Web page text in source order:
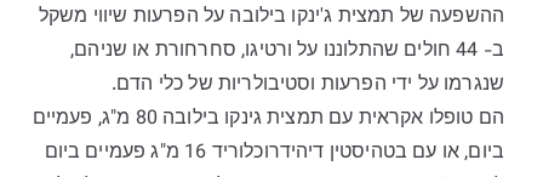
ההשפעה של תמצית ג'ינקו בילובה על הפרעות שיווי משקל
ב- 44 חולים שהתלוננו על ורטיגו, סחרחורת או שניהם,
שנגרמו על ידי הפרעות וסטיבולריות של כלי הדם.
הם טופלו אקראית עם תמצית גינקו בילובה 80 מ"ג, פעמיים
ביום, או עם בטהיסטין דיהידרוכלוריד 16 מ"ג פעמיים ביום